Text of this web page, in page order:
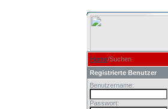
Home/Suchen
Registrierte Benutzer
Benutzername:
Passwort: